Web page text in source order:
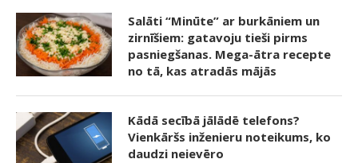
Salāti “Minūte” ar burkāniem un
zirnīšiem: gatavoju tieši pirms
pasniegšanas. Mega-ātra recepte
no tā, kas atradās mājās
Kādā secībā jālādē telefons?
Vienkāršs inženieru noteikums, ko
daudzi neievēro